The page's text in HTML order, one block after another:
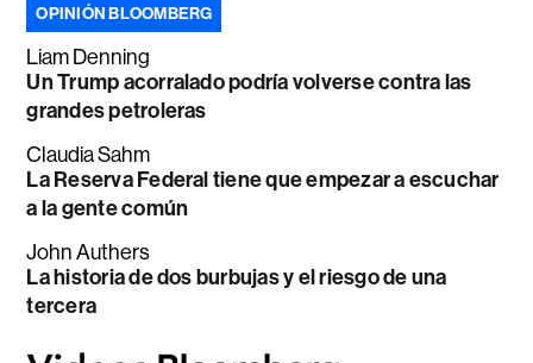
OPINIÓN BLOOMBERG
Liam Denning
Un Trump acorralado podría volverse contra las
grandes petroleras
Claudia Sahm
La Reserva Federal tiene que empezar a escuchar
a la gente común
John Authers
La historia de dos burbujas y el riesgo de una
tercera